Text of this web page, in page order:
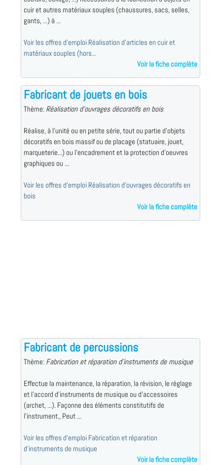
cuir et autres matériaux souples (chaussures, sacs, selles,
gants, ...) à ...
Voir les offres d'emploi Réalisation d'articles en cuir et
matériaux souples (hors...
Voir la fiche complète
Fabricant de jouets en bois
Thème: Réalisation d'ouvrages décoratifs en bois
Réalise, à l'unité ou en petite série, tout ou partie d'objets
décoratifs en bois massif ou de placage (statuaire, jouet,
marqueterie...) ou l'encadrement et la protection d'oeuvres
graphiques ou ...
Voir les offres d'emploi Réalisation d'ouvrages décoratifs en
bois
Voir la fiche complète
Fabricant de percussions
Thème: Fabrication et réparation d'instruments de musique
Effectue la maintenance, la réparation, la révision, le réglage
et l'accord d'instruments de musique ou d'accessoires
(archet, ...). Façonne des éléments constitutifs de
l'instrument., Peut ...
Voir les offres d'emploi Fabrication et réparation
d'instruments de musique
Voir la fiche complète